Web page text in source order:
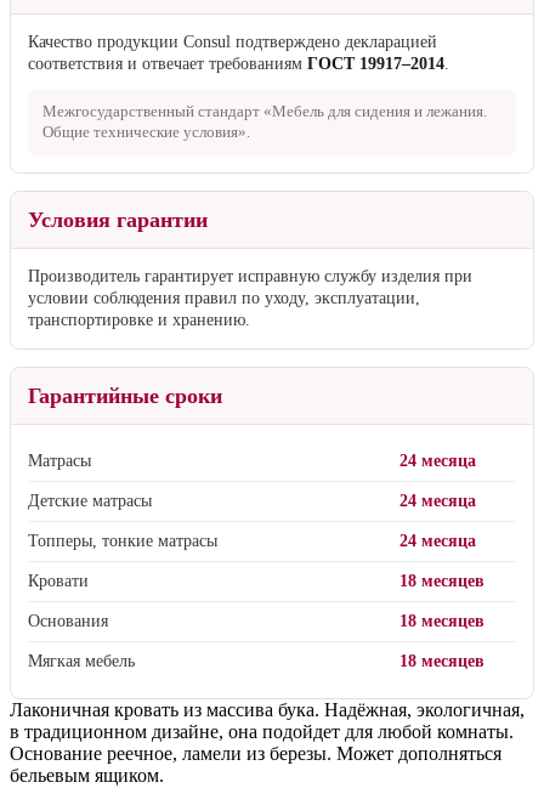
Качество продукции Consul подтверждено декларацией
соответствия и отвечает требованиям ГОСТ 19917–2014.
Межгосударственный стандарт «Мебель для сидения и лежания.
Общие технические условия».
Условия гарантии
Производитель гарантирует исправную службу изделия при
условии соблюдения правил по уходу, эксплуатации,
транспортировке и хранению.
Гарантийные сроки
Матрасы 24 месяца
Детские матрасы 24 месяца
Топперы, тонкие матрасы 24 месяца
Кровати 18 месяцев
Основания 18 месяцев
Мягкая мебель 18 месяцев
Лаконичная кровать из массива бука. Надёжная, экологичная,
в традиционном дизайне, она подойдет для любой комнаты.
Основание реечное, ламели из березы. Может дополняться
бельевым ящиком.